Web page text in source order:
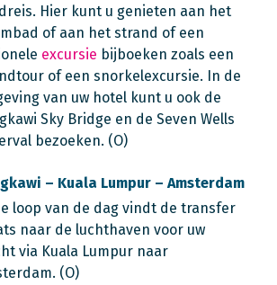
Hier kunt u genieten aan het
of aan het strand of een
excursie bijboeken zoals een
of een snorkelexcursie. In de
van uw hotel kunt u ook de
Sky Bridge en de Seven Wells
bezoeken. (O)
– Kuala Lumpur – Amsterdam
loop van de dag vindt de transfer
naar de luchthaven voor uw
via Kuala Lumpur naar
(O)